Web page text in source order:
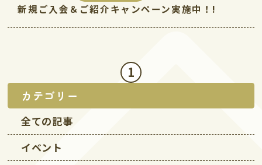
新規ご入会＆ご紹介キャンペーン実施中！!
1
カテゴリー
全ての記事
イベント